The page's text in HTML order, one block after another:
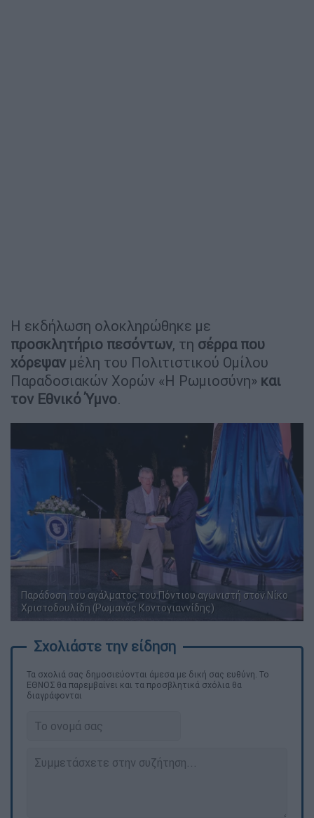
Η εκδήλωση ολοκληρώθηκε με
προσκλητήριο πεσόντων, τη σέρρα που
χόρεψαν μέλη του Πολιτιστικού Ομίλου
Παραδοσιακών Χορών «Η Ρωμιοσύνη» και
τον Εθνικό Ύμνο.
Παράδοση του αγάλματος του Πόντιου αγωνιστή στον Νίκο
Χριστοδουλίδη (Ρωμανός Κοντογιαννίδης)
Τα σχολιά σας δημοσιεύονται άμεσα με δική σας ευθύνη. Το
ΕΘΝΟΣ θα παρεμβαίνει και τα προσβλητικά σχόλια θα
διαγράφονται